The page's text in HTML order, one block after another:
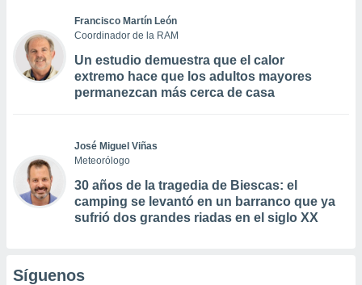
Francisco Martín León
Coordinador de la RAM
Un estudio demuestra que el calor
extremo hace que los adultos mayores
permanezcan más cerca de casa
José Miguel Viñas
Meteorólogo
30 años de la tragedia de Biescas: el
camping se levantó en un barranco que ya
sufrió dos grandes riadas en el siglo XX
Síguenos